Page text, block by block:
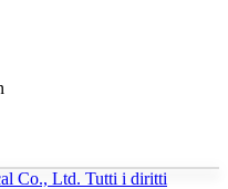
Co., Ltd. Tutti i diritti